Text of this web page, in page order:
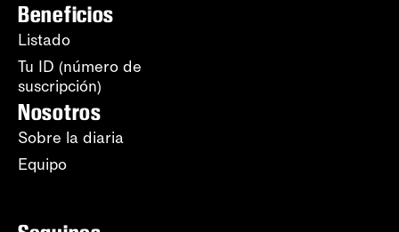
Beneficios
Listado
Tu ID (número de
suscripción)
Nosotros
Sobre la diaria
Equipo